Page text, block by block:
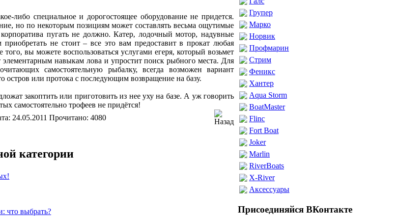
либо специальное и дорогостоящее оборудование не придется.
но по некоторым позициям может составлять весьма ощутимые
пугать не должно. Катер, лодочный мотор, надувные
не стоит – все это вам предоставит в прокат любая
того, вы можете воспользоваться услугами егеря, который возьмет
элементарным навыкам лова и упростит поиск рыбного места. Для
самостоятельную рыбалку, всегда возможен вариант
остров или протока с последующим возвращение на базу.
закоптить или приготовить из нее уху на базе. А уж говорить
самостоятельно трофеев не придётся!
24.05.2011 Прочитано: 4080
категории
что выбрать?
Групер
Марко
Норвик
Профмарин
Стрим
Феникс
Хантер
Aqua Storm
BoatMaster
Flinc
Fort Boat
Joker
Marlin
RiverBoats
X-River
Аксессуары
Присоединяйся ВКонтакте